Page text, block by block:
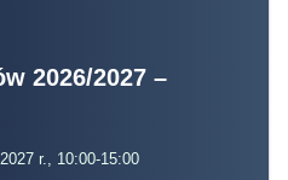
2026/2027 –
r., 10:00-15:00